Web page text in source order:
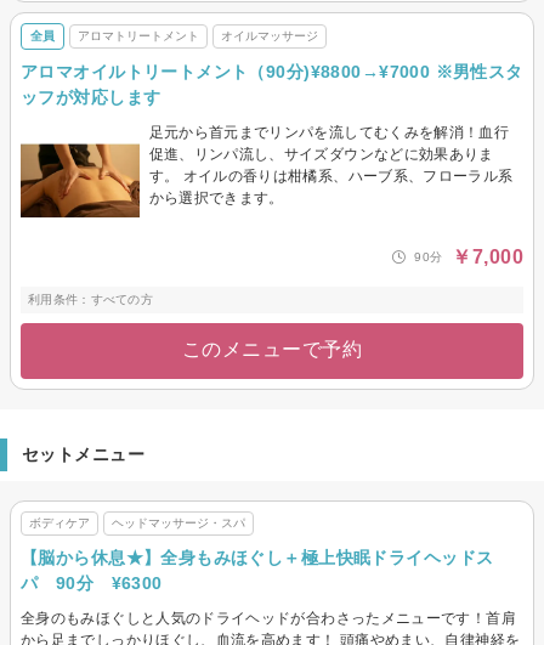
全員 アロマトリートメント オイルマッサージ
アロマオイルトリートメント（90分)¥8800→¥7000 ※男性スタ
ッフが対応します
足元から首元までリンパを流してむくみを解消！血行
促進、リンパ流し、サイズダウンなどに効果ありま
す。 オイルの香りは柑橘系、ハーブ系、フローラル系
から選択できます。
90分 ￥7,000
利用条件：すべての方
このメニューで予約
セットメニュー
ボディケア ヘッドマッサージ・スパ
【脳から休息★】全身もみほぐし＋極上快眠ドライヘッドス
パ 90分 ¥6300
全身のもみほぐしと人気のドライヘッドが合わさったメニューです！首肩
から足までしっかりほぐし、血流を高めます！ 頭痛やめまい、自律神経を